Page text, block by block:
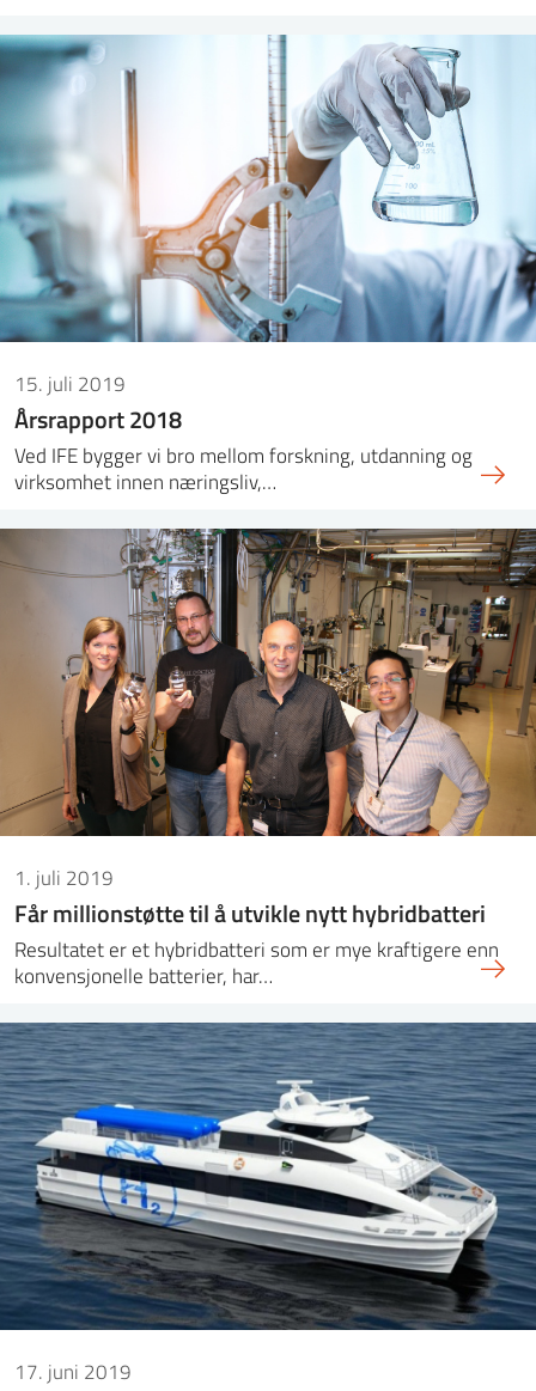
15. juli 2019
Årsrapport 2018
Ved IFE bygger vi bro mellom forskning, utdanning og
virksomhet innen næringsliv,…
1. juli 2019
Får millionstøtte til å utvikle nytt hybridbatteri
Resultatet er et hybridbatteri som er mye kraftigere enn
konvensjonelle batterier, har…
17. juni 2019